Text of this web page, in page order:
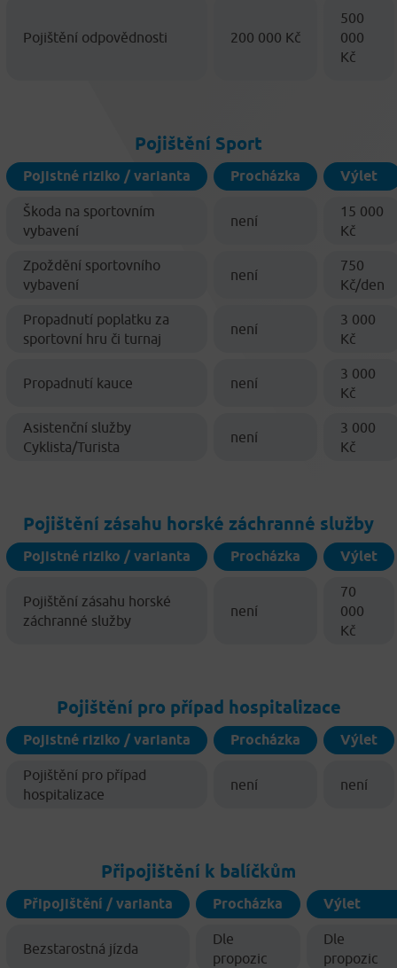
Pojištění odpovědnosti 200 000 Kč
500
000
Kč
Pojištění Sport
Pojistné riziko / varianta Procházka Výlet
Škoda na sportovním
vybavení
není
15 000
Kč
Zpoždění sportovního
vybavení
není
750
Kč/den
Propadnutí poplatku za
sportovní hru či turnaj
není
3 000
Kč
Propadnutí kauce není
3 000
Kč
Asistenční služby
Cyklista/Turista
není
3 000
Kč
Pojištění zásahu horské záchranné služby
Pojistné riziko / varianta Procházka Výlet
Pojištění zásahu horské
záchranné služby
není
70
000
Kč
Pojištění pro případ hospitalizace
Pojistné riziko / varianta Procházka Výlet
Pojištění pro případ
hospitalizace
není není
Připojištění k balíčkům
Připojištění / varianta Procházka Výlet
Bezstarostná jízda
Dle
propozic
Dle
propozic